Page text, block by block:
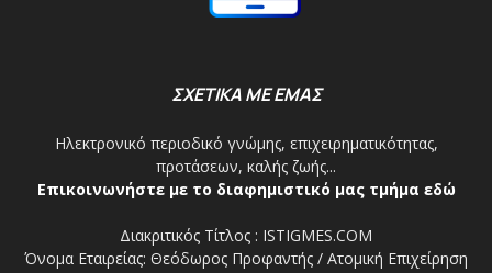
ΣΧΕΤΙΚΑ ΜΕ ΕΜΑΣ
Ηλεκτρονικό περιοδικό γνώμης, επιχειρηματικότητας,
προτάσεων, καλής ζωής...
Επικοινωνήστε με το διαφημιστικό μας τμήμα εδώ
Διακριτικός Τίτλος : ISTIGMES.COM
Όνομα Εταιρείας: Θεόδωρος Προφαντής / Ατομική Επιχείρηση